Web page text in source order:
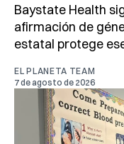
Baystate Health
afirmación de
estatal protege
EL PLANETA TEAM
7 de agosto de 2026